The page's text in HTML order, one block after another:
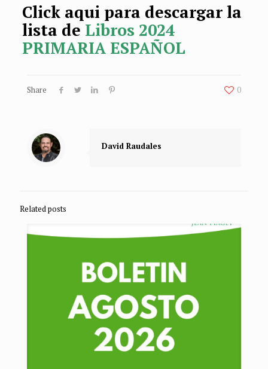
Click aqui para descargar la
lista de Libros 2024
PRIMARIA ESPAÑOL
Share 0
David Raudales
Related posts